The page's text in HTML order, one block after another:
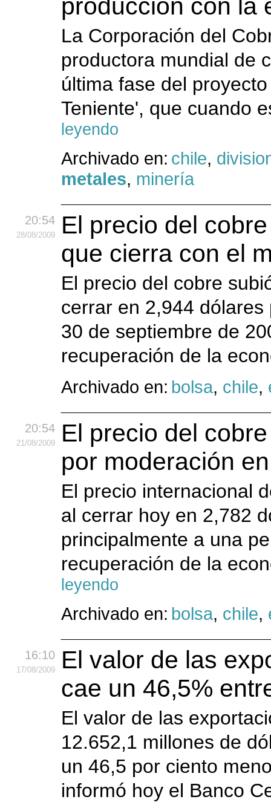
producción con la
La Corporación del
productora mundial de
última fase del
Teniente', que cuando
leyendo
Archivado en: chile,
metales, minería
20:54
28/08/2009
El precio del
que cierra con el
El precio del cobre
cerrar en 2,944
30 de septiembre de
recuperación de la
Archivado en: bolsa, chile,
20:54
21/08/2009
El precio del
por moderación
El precio internacional
al cerrar hoy en 2,782
principalmente a una
recuperación de la
leyendo
Archivado en: bolsa, chile,
16:10
17/08/2009
El valor de las
cae un 46,5%
El valor de las
12.652,1 millones de
un 46,5 por ciento
informó hoy el Banco